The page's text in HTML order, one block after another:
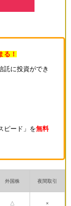
る！
託に投資ができ
ピード」を無料
外国株 夜間取引
△ ×